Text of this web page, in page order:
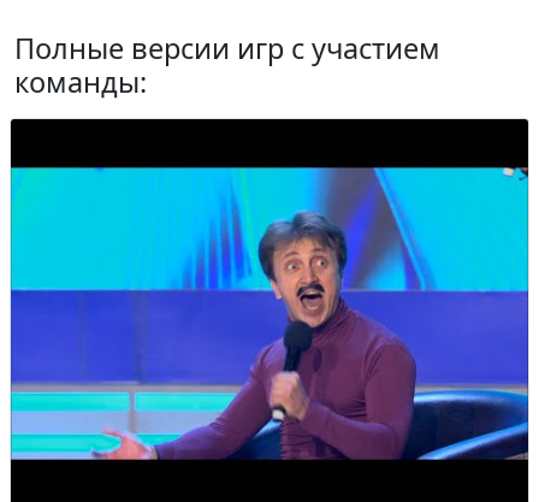
Полные версии игр с участием
команды: